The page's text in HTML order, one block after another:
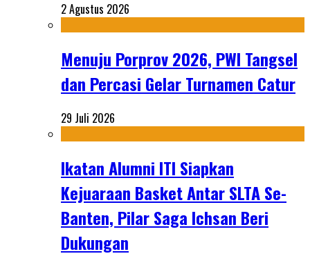
2 Agustus 2026
Menuju Porprov 2026, PWI Tangsel
dan Percasi Gelar Turnamen Catur
29 Juli 2026
Ikatan Alumni ITI Siapkan
Kejuaraan Basket Antar SLTA Se-
Banten, Pilar Saga Ichsan Beri
Dukungan